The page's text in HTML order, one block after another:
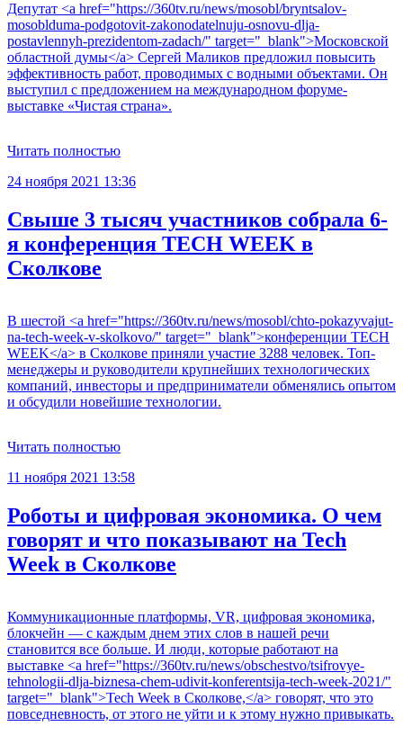
Депутат <a href="https://360tv.ru/news/mosobl/bryntsalov-
mosoblduma-podgotovit-zakonodatelnuju-osnovu-dlja-
postavlennyh-prezidentom-zadach/" target="_blank">Московской
областной думы</a> Сергей Маликов предложил повысить
эффективность работ, проводимых с водными объектами. Он
выступил с предложением на международном форуме-
выставке «Чистая страна».
Читать полностью
24 ноября 2021 13:36
Свыше 3 тысяч участников собрала 6-
я конференция TECH WEEK в
Сколкове
В шестой <a href="https://360tv.ru/news/mosobl/chto-pokazyvajut-
na-tech-week-v-skolkovo/" target="_blank">конференции TECH
WEEK</a> в Сколкове приняли участие 3288 человек. Топ-
менеджеры и руководители крупнейших технологических
компаний, инвесторы и предприниматели обменялись опытом
и обсудили новейшие технологии.
Читать полностью
11 ноября 2021 13:58
Роботы и цифровая экономика. О чем
говорят и что показывают на Tech
Week в Сколкове
Коммуникационные платформы, VR, цифровая экономика,
блокчейн — с каждым днем этих слов в нашей речи
становится все больше. И люди, которые работают на
выставке <a href="https://360tv.ru/news/obschestvo/tsifrovye-
tehnologii-dlja-biznesa-chem-udivit-konferentsija-tech-week-2021/"
target="_blank">Tech Week в Сколкове,</a> говорят, что это
повседневность, от этого не уйти и к этому нужно привыкать.